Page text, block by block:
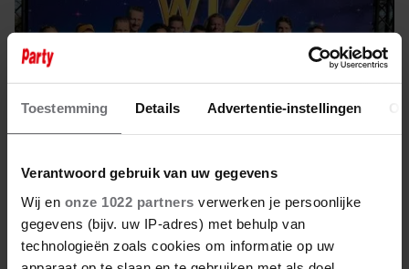
Toestemming Details Advertentie-instellingen
Verantwoord gebruik van uw gegevens
Wij en onze 1022 partners verwerken je persoonlijke
gegevens (bijv. uw IP-adres) met behulp van
technologieën zoals cookies om informatie op uw
2 april 2025